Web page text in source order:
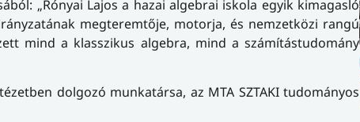
„Rónyai Lajos a hazai algebrai iskola egyik kimagasló
megteremtője, motorja, és nemzetközi rangú
mind a klasszikus algebra, mind a számítástudomány
dolgozó munkatársa, az MTA SZTAKI tudományos